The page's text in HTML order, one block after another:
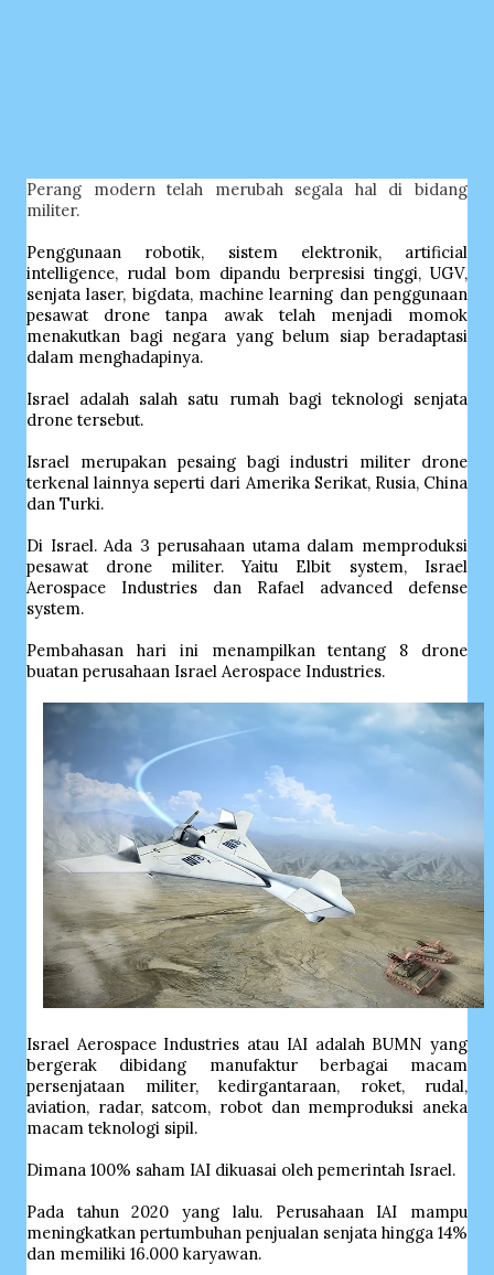
Perang modern telah merubah segala hal di bidang
militer.
Penggunaan robotik, sistem elektronik, artificial
intelligence, rudal bom dipandu berpresisi tinggi, UGV,
senjata laser, bigdata, machine learning dan penggunaan
pesawat drone tanpa awak telah menjadi momok
menakutkan bagi negara yang belum siap beradaptasi
dalam menghadapinya.
Israel adalah salah satu rumah bagi teknologi senjata
drone tersebut.
Israel merupakan pesaing bagi industri militer drone
terkenal lainnya seperti dari Amerika Serikat, Rusia, China
dan Turki.
Di Israel. Ada 3 perusahaan utama dalam memproduksi
pesawat drone militer. Yaitu Elbit system, Israel
Aerospace Industries dan Rafael advanced defense
system.
Pembahasan hari ini menampilkan tentang 8 drone
buatan perusahaan Israel Aerospace Industries.
Israel Aerospace Industries atau IAI adalah BUMN yang
bergerak dibidang manufaktur berbagai macam
persenjataan militer, kedirgantaraan, roket, rudal,
aviation, radar, satcom, robot dan memproduksi aneka
macam teknologi sipil.
Dimana 100% saham IAI dikuasai oleh pemerintah Israel.
Pada tahun 2020 yang lalu. Perusahaan IAI mampu
meningkatkan pertumbuhan penjualan senjata hingga 14%
dan memiliki 16.000 karyawan.